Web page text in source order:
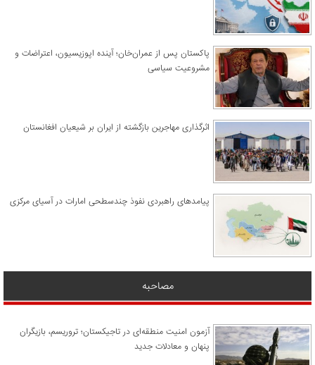
پاکستان پس از عمران‌خان؛ آینده اپوزیسیون، اعتراضات و
مشروعیت سیاسی
اثرگذاری مهاجرین بازگشته از ایران بر شیعیان افغانستان
پیامدهای راهبردی نفوذ چندسطحی امارات در آسیای مرکزی
مصاحبه
آزمون امنیت منطقه‌ای در تاجیکستان؛ تروریسم، بازیگران
پنهان و معادلات جدید